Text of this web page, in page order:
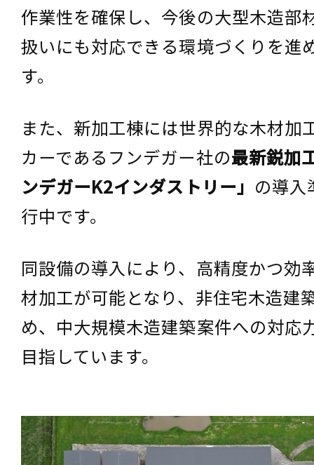
作業性を確保し、今後の大型木造部
扱いにも対応できる環境づくりを進
す。
また、新加工棟には世界的な木材加
カーであるフンデガー社の最新鋭加
ンデガーK2インダストリー」 の導入
行中です。
同設備の導入により、高精度かつ効
材加工が可能となり、非住宅木造建
め、中大規模木造建築案件への対応
目指しています。